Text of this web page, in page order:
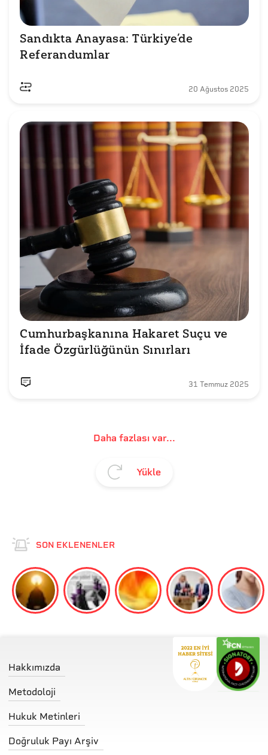
Sandıkta Anayasa: Türkiye’de
Referandumlar
20 Ağustos 2025
Cumhurbaşkanına Hakaret Suçu ve
İfade Özgürlüğünün Sınırları
31 Temmuz 2025
Daha fazlası var...
Yükle
SON EKLENENLER
Hakkımızda
Metodoloji
Hukuk Metinleri
Doğruluk Payı Arşiv